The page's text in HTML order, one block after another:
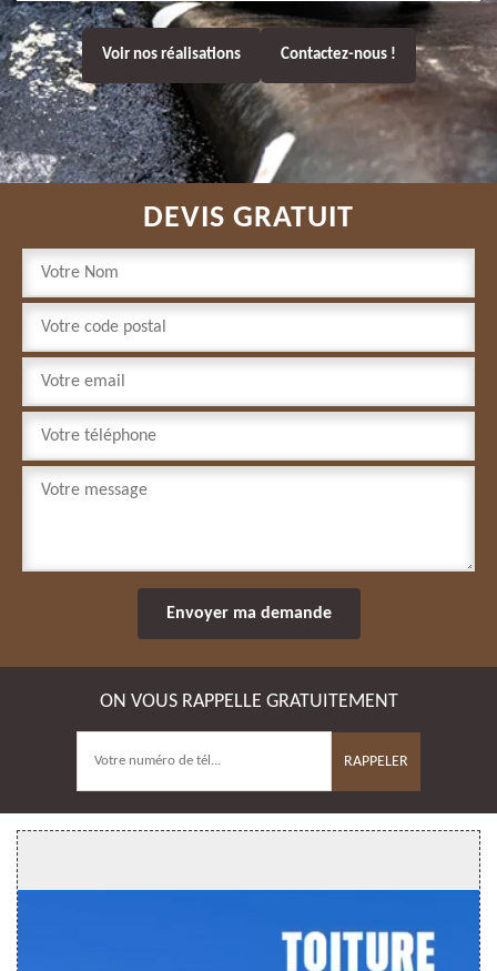
Voir nos réalisations Contactez-nous !
DEVIS GRATUIT
ON VOUS RAPPELLE GRATUITEMENT